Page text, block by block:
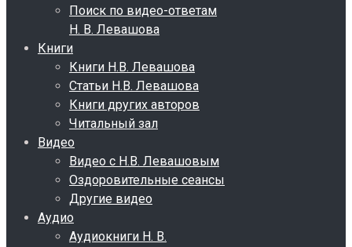
Поиск по видео-ответам
Н. В. Левашова
Книги
Книги Н.В. Левашова
Статьи Н.В. Левашова
Книги других авторов
Читальный зал
Видео
Видео с Н.В. Левашовым
Оздоровительные сеансы
Другие видео
Аудио
Аудиокниги Н. В.